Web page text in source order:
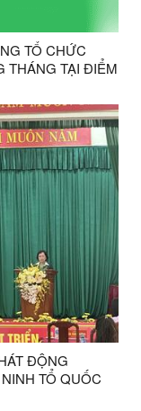
TỔ CHỨC
THÁNG TẠI ĐIỂM
ĐỘNG
TỔ QUỐC